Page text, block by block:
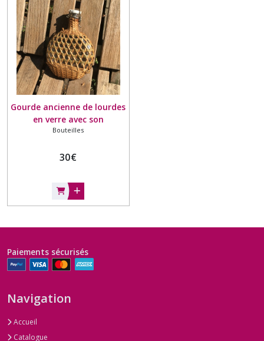
Gourde ancienne de lourdes
en verre avec son
entourage en osier tresse
Bouteilles
30€
Épices
et
condiments
(3)
Porte-
couteaux
(1)
Soupières
Afficher
Paiements sécurisés
Navigation
Accueil
Catalogue